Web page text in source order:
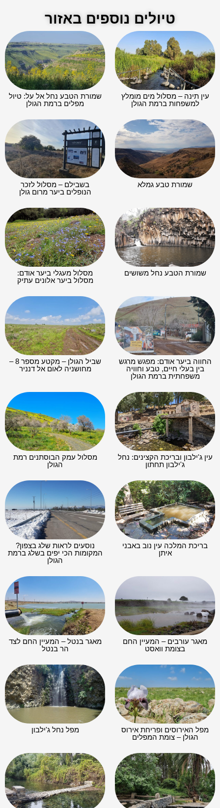
טיולים נוספים באזור
עין תינה – מסלול מים מומלץ
למשפחות ברמת הגולן
שמורת הטבע נחל אל על: טיול
מפלים ברמת הגולן
שמורת טבע גמלא
בשבילם – מסלול לזכר
הנופלים ביער מרום גולן
שמורת הטבע נחל משושים
מסלול מעגלי ביער אודם:
מסלול ביער אלונים עתיק
החווה ביער אודם: מפגש מרגש
בין בעלי חיים, טבע וחוויה
משפחתית ברמת הגולן
שביל הגולן – מקטע מספר 8 –
מחושניה לאום אל דנניר
עין ג'ילבון ובריכת הקצינים: נחל
ג'ילבון תחתון
מסלול עמק הבוסתנים רמת
הגולן
בריכת המלכה עין נוב באבני
איתן
נוסעים לראות שלג בצפון?
המקומות הכי יפים בשלג ברמת
הגולן
מאגר עורבים – המעיין החם
בצומת וואסט
מאגר בנטל – המעיין החם לצד
הר בנטל
מפל האירוסים ופריחת אירוס
הגולן – צומת המפלים
מפל נחל ג'ילבון